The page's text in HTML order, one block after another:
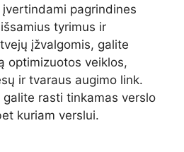
pagrindines
tyrimus ir
įžvalgomis, galite
optimizuotos veiklos,
ir tvaraus augimo link.
galite rasti tinkamas verslo
kuriam verslui.